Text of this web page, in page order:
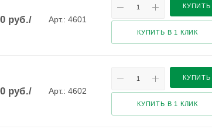
руб./
Арт.: 4601
КУПИТЬ
КУПИТЬ В 1 КЛИК
руб./
Арт.: 4602
КУПИТЬ
КУПИТЬ В 1 КЛИК